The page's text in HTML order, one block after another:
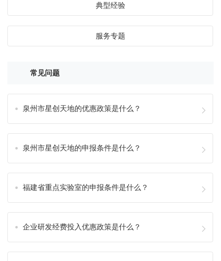
典型经验
服务专题
常见问题
泉州市星创天地的优惠政策是什么？
泉州市星创天地的申报条件是什么？
福建省重点实验室的申报条件是什么？
企业研发经费投入优惠政策是什么？